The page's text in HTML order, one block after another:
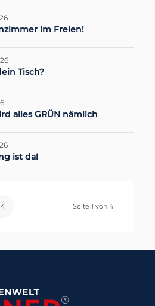
im Freien!
Tisch?
alles GRÜN nämlich
ist da!
Seite 1 von 4
4